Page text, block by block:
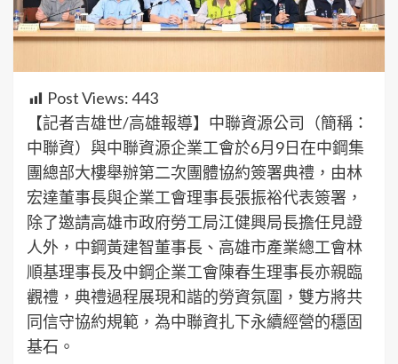
Post Views:443
【記者吉雄世/高雄報導】中聯資源公司（簡稱：
中聯資）與中聯資源企業工會於6月9日在中鋼集
團總部大樓舉辦第二次團體協約簽署典禮，由林
宏達董事長與企業工會理事長張振裕代表簽署，
除了邀請高雄市政府勞工局江健興局長擔任見證
人外，中鋼黃建智董事長、高雄市產業總工會林
順基理事長及中鋼企業工會陳春生理事長亦親臨
觀禮，典禮過程展現和諧的勞資氛圍，雙方將共
同信守協約規範，為中聯資扎下永續經營的穩固
基石。